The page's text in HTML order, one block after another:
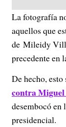
La fotografía
aquellos que
de Mileidy
precedente en
De hecho, esto
contra
desembocó en
presidencial.